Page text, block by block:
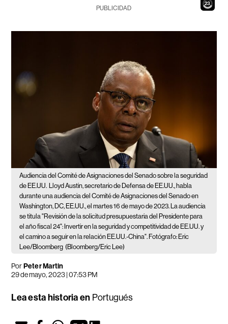
21
PUBLICIDAD
Audiencia del Comité de Asignaciones del Senado sobre la seguridad
de EE.UU.
Lloyd Austin, secretario de Defensa de EE.UU., habla
durante una audiencia del Comité de Asignaciones del Senado en
Washington, DC, EE.UU., el martes 16 de mayo de 2023. La audiencia
se titula "Revisión de la solicitud presupuestaria del Presidente para
el año fiscal 24": Invertir en la seguridad y competitividad de EE.UU. y
el camino a seguir en la relación EE.UU.-China". Fotógrafo: Eric
Lee/Bloomberg (Bloomberg/Eric Lee)
PorPeter Martin
29 de mayo, 2023 | 07:53 PM
Lea esta historia en Portugués